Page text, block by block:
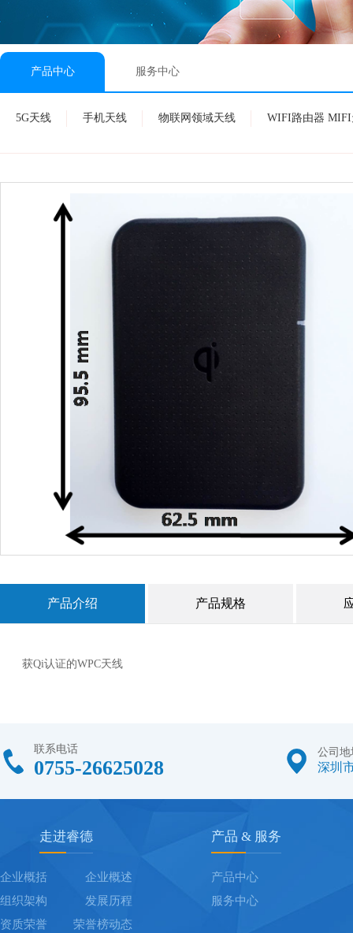
产品中心 服务中心
5G天线 手机天线 物联网领域天线 WIFI路由器 MIFI
产品介绍 产品规格
获Qi认证的WPC天线
联系电话
0755-26625028
公司地
深圳
走进睿德
企业概括
企业概述
组织架构
发展历程
资质荣誉
荣誉榜动态
产品 & 服务
产品中心
服务中心